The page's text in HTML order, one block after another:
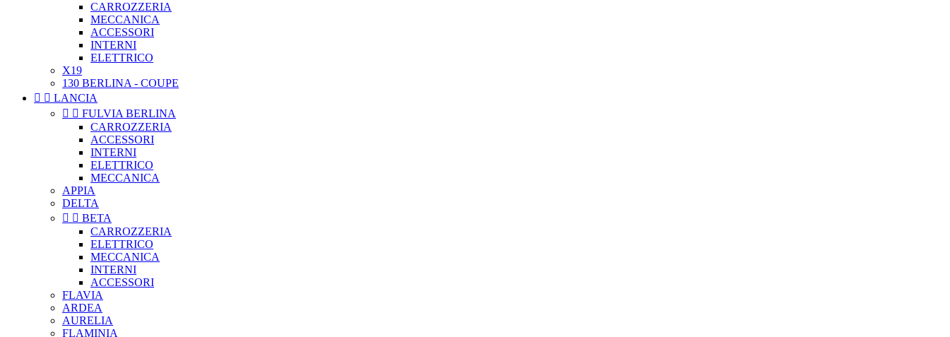
CARROZZERIA
MECCANICA
ACCESSORI
INTERNI
ELETTRICO
X19
130 BERLINA - COUPE
  LANCIA
  FULVIA BERLINA
CARROZZERIA
ACCESSORI
INTERNI
ELETTRICO
MECCANICA
APPIA
DELTA
  BETA
CARROZZERIA
ELETTRICO
MECCANICA
INTERNI
ACCESSORI
FLAVIA
ARDEA
AURELIA
FLAMINIA